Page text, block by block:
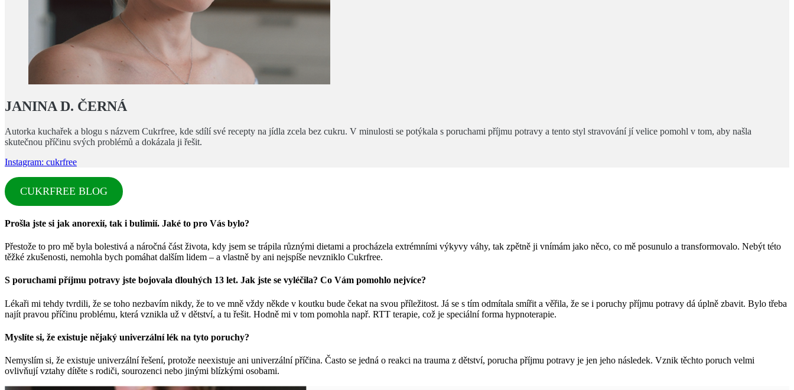
JANINA D. ČERNÁ
Autorka kuchařek a blogu s názvem Cukrfree, kde sdílí své recepty na jídla zcela bez cukru. V minulosti se potýkala s poruchami příjmu potravy a tento styl stravování jí velice pomohl v tom, aby našla
skutečnou příčinu svých problémů a dokázala ji řešit.
Instagram: cukrfree
CUKRFREE BLOG
Prošla jste si jak anorexií, tak i bulimií. Jaké to pro Vás bylo?
Přestože to pro mě byla bolestivá a náročná část života, kdy jsem se trápila různými dietami a procházela extrémními výkyvy váhy, tak zpětně ji vnímám jako něco, co mě posunulo a transformovalo. Nebýt této
těžké zkušenosti, nemohla bych pomáhat dalším lidem – a vlastně by ani nejspíše nevzniklo Cukrfree.
S poruchami příjmu potravy jste bojovala dlouhých 13 let. Jak jste se vyléčila? Co Vám pomohlo nejvíce?
Lékaři mi tehdy tvrdili, že se toho nezbavím nikdy, že to ve mně vždy někde v koutku bude čekat na svou příležitost. Já se s tím odmítala smířit a věřila, že se i poruchy příjmu potravy dá úplně zbavit. Bylo třeba
najít pravou příčinu problému, která vznikla už v dětství, a tu řešit. Hodně mi v tom pomohla např. RTT terapie, což je speciální forma hypnoterapie.
Myslíte si, že existuje nějaký univerzální lék na tyto poruchy?
Nemyslím si, že existuje univerzální řešení, protože neexistuje ani univerzální příčina. Často se jedná o reakci na trauma z dětství, porucha příjmu potravy je jen jeho následek. Vznik těchto poruch velmi
ovlivňují vztahy dítěte s rodiči, sourozenci nebo jinými blízkými osobami.